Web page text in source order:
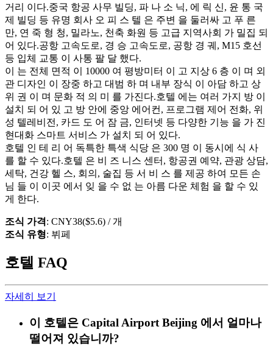
거리 이다.중국 항공 사무 빌딩, 파 나 소 닉, 에 릭 신, 윤 통 국
제 빌딩 등 유명 회사 오 피 스 텔 은 주변 을 둘러싸 고 푸 른
만, 연 죽 형 청, 밀라노, 천축 화원 등 고급 지역사회 가 밀집 되
어 있다.공항 고속도로, 경 승 고속도로, 공항 경 궤, M15 호선
등 입체 교통 이 사통 팔 달 했다.
이 는 전체 면적 이 10000 여 평방미터 이 고 지상 6 층 이 며 외
관 디자인 이 장중 하고 대범 하 며 내부 장식 이 아담 하고 상
위 권 이 며 문화 적 의 미 를 가진다.호텔 에는 여러 가지 방 이
설치 되 어 있 고 방 안에 중앙 에어컨, 프로그램 제어 전화, 위
성 텔레비전, 카드 도 어 잠 금, 인터넷 등 다양한 기능 을 가 진
현대화 스마트 서비스 가 설치 되 어 있다.
호텔 인 테 리 어 독특한 특색 식당 은 300 명 이 동시에 식 사
를 할 수 있다.호텔 은 비 즈 니스 센터, 항공권 예약, 관광 상담,
세탁, 건강 헬 스, 회의, 술집 등 서 비 스 를 제공 하여 모든 손
님 들 이 이곳 에서 잊 을 수 없 는 아름 다운 체험 을 할 수 있
게 한다.
조식 가격: CNY38($5.6) / 개
조식 유형: 뷔페
호텔 FAQ
자세히 보기
이 호텔은 Capital Airport Beijing 에서 얼마나
떨어져 있습니까?